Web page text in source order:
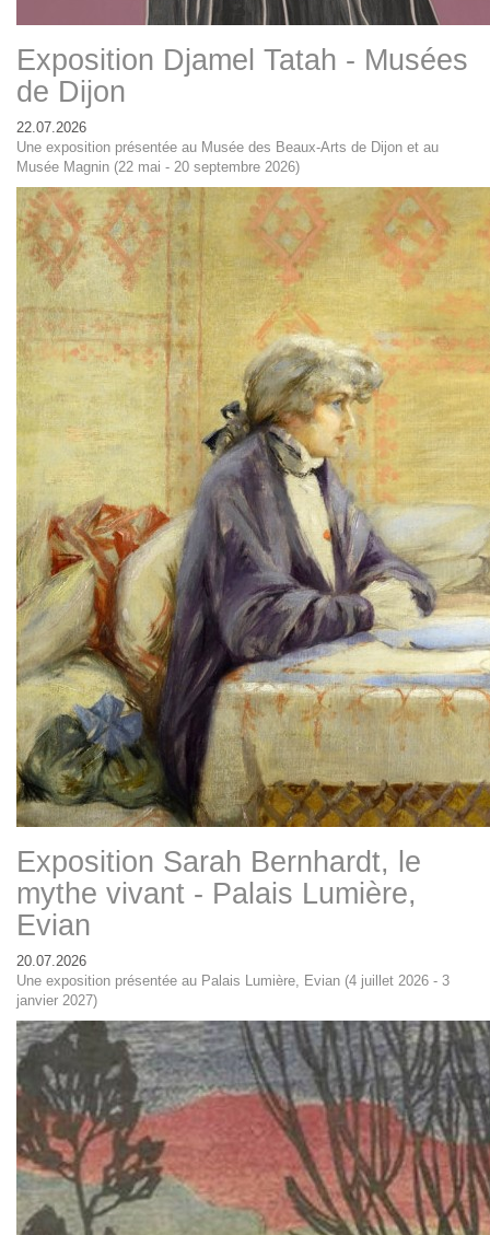
Exposition Djamel Tatah - Musées
de Dijon
22.07.2026
Une exposition présentée au Musée des Beaux-Arts de Dijon et au
Musée Magnin (22 mai - 20 septembre 2026)
Exposition Sarah Bernhardt, le
mythe vivant - Palais Lumière,
Evian
20.07.2026
Une exposition présentée au Palais Lumière, Evian (4 juillet 2026 - 3
janvier 2027)